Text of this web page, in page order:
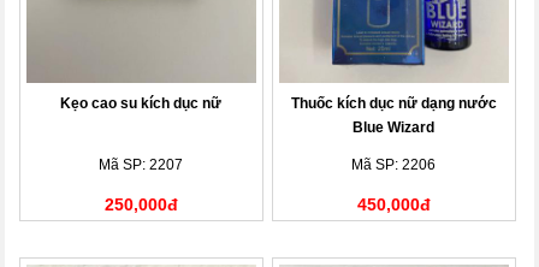
Kẹo cao su kích dục nữ
Mã SP: 2207
250,000đ
Thuốc kích dục nữ dạng nước
Blue Wizard
Mã SP: 2206
450,000đ